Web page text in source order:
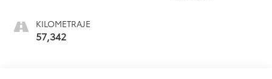
KILOMETRAJE
57,342